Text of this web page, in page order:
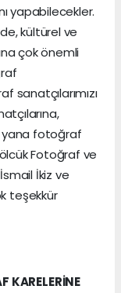
yapabilecekler.
kültürel ve
çok önemli
sanatçılarımızı
yana fotoğraf
Fotoğraf ve
İkiz ve
teşekkür
KARELERİNE